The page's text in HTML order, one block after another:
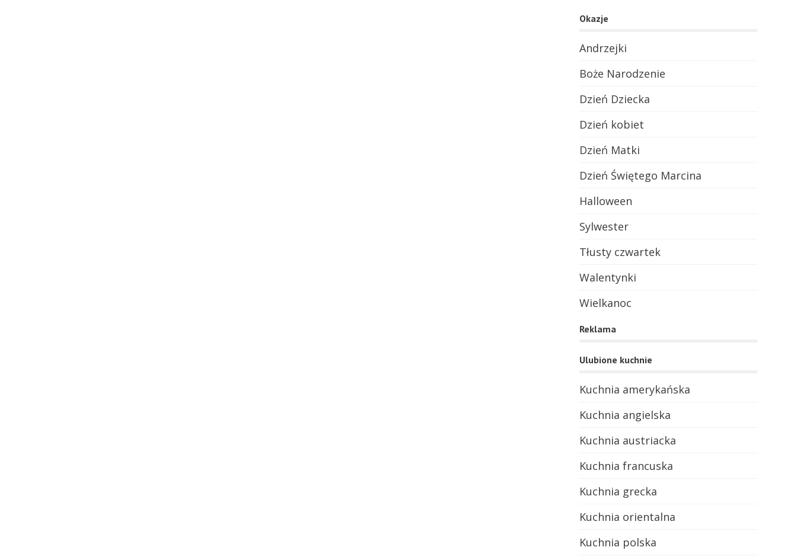
Okazje
Andrzejki
Boże Narodzenie
Dzień Dziecka
Dzień kobiet
Dzień Matki
Dzień Świętego Marcina
Halloween
Sylwester
Tłusty czwartek
Walentynki
Wielkanoc
Reklama
Ulubione kuchnie
Kuchnia amerykańska
Kuchnia angielska
Kuchnia austriacka
Kuchnia francuska
Kuchnia grecka
Kuchnia orientalna
Kuchnia polska